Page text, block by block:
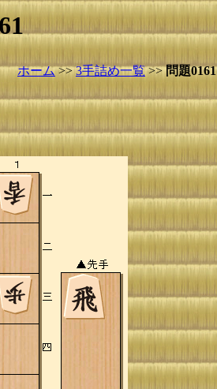
ホーム>>3手詰め一覧>>問題0161